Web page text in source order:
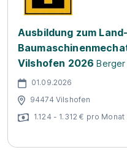
Ausbildung zum
Vilshofen 2026 Berger
01.09.2026
94474 Vilshofen
1.124 - 1.312 € pro Monat